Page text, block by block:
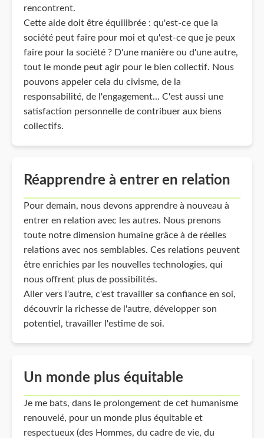
rencontrent.
Cette aide doit être équilibrée : qu'est-ce que la
société peut faire pour moi et qu'est-ce que je peux
faire pour la société ? D'une manière ou d'une autre,
tout le monde peut agir pour le bien collectif. Nous
pouvons appeler cela du civisme, de la
responsabilité, de l'engagement… C'est aussi une
satisfaction personnelle de contribuer aux biens
collectifs.
Réapprendre à entrer en relation
Pour demain, nous devons apprendre à nouveau à
entrer en relation avec les autres. Nous prenons
toute notre dimension humaine grâce à de réelles
relations avec nos semblables. Ces relations peuvent
être enrichies par les nouvelles technologies, qui
nous offrent plus de possibilités.
Aller vers l'autre, c'est travailler sa confiance en soi,
découvrir la richesse de l'autre, développer son
potentiel, travailler l'estime de soi.
Un monde plus équitable
Je me bats, dans le prolongement de cet humanisme
renouvelé, pour un monde plus équitable et
respectueux (des Hommes, du cadre de vie, du